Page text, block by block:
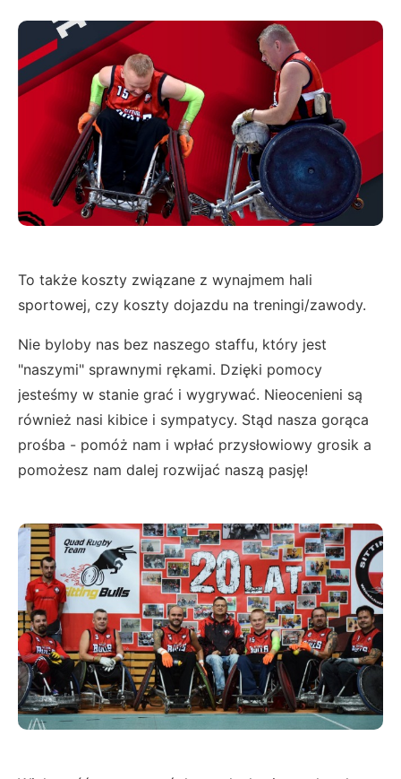
To także koszty związane z wynajmem hali
sportowej, czy koszty dojazdu na treningi/zawody.
Nie byloby nas bez naszego staffu, który jest
"naszymi" sprawnymi rękami. Dzięki pomocy
jesteśmy w stanie grać i wygrywać. Nieocenieni są
również nasi kibice i sympatycy. Stąd nasza gorąca
prośba - pomóż nam i wpłać przysłowiowy grosik a
pomożesz nam dalej rozwijać naszą pasję!